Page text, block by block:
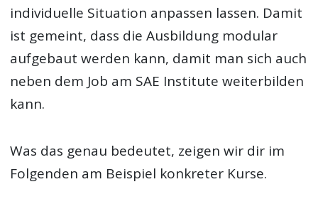
individuelle Situation anpassen lassen. Damit
ist gemeint, dass die Ausbildung modular
aufgebaut werden kann, damit man sich auch
neben dem Job am SAE Institute weiterbilden
kann.
Was das genau bedeutet, zeigen wir dir im
Folgenden am Beispiel konkreter Kurse.